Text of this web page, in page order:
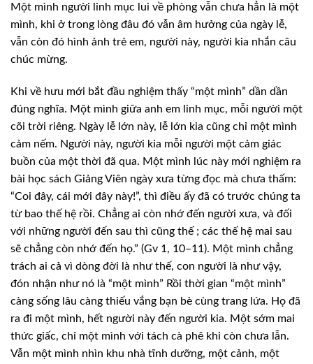
Một mình người linh mục lui về phòng vẫn chưa hẳn là một
mình, khi ở trong lòng đâu đó vẫn âm hưởng của ngày lễ,
vẫn còn đó hình ảnh trẻ em, người này, người kia nhắn câu
chúc mừng.
Khi về hưu mới bắt đầu nghiệm thấy “một mình” dần dần
đúng nghĩa. Một mình giữa anh em linh mục, mỗi người một
cõi trời riêng. Ngày lễ lớn này, lễ lớn kia cũng chỉ một mình
cảm nếm. Người này, người kia mỗi người một cảm giác
buồn của một thời đã qua. Một mình lúc này mới nghiệm ra
bài học sách Giảng Viên ngày xưa từng đọc mà chưa thấm:
“Coi đây, cái mới đây này!”, thì điều ấy đã có trước chúng ta
từ bao thế hệ rồi. Chẳng ai còn nhớ đến người xưa, và đối
với những người đến sau thì cũng thế ; các thế hệ mai sau
sẽ chẳng còn nhớ đến họ.” (Gv 1, 10–11). Một mình chẳng
trách ai cả vì dòng đời là như thế, con người là như vậy,
đón nhận như nó là “một mình” Rồi thời gian “một mình”
càng sống lâu càng thiếu vắng bạn bè cùng trang lứa. Họ đã
ra đi một mình, hết người này đến người kia. Một sớm mai
thức giấc, chỉ một mình với tách cà phê khi còn chưa lẫn.
Vẫn một mình nhìn khu nhà tĩnh dưỡng, một cảnh, một